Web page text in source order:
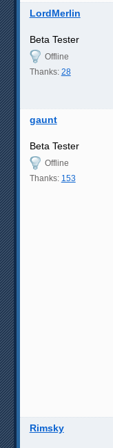
LordMerlin
Beta Tester
Offline
Thanks: 28
gaunt
Beta Tester
Offline
Thanks: 153
Rimsky